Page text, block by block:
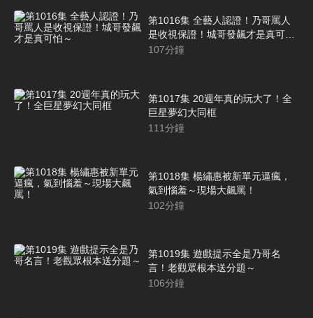
第1016集 全藝人認證！乃哥罵人
是收視保證！城哥發飆才是真可怕
～
107分鐘
第1017集 20週年真的玩大了！全
巨星夢幻大同框
111分鐘
第1018集 楊繡惠被新單元逼瘋，
氣到惱羞～現場大飆罵！
102分鐘
第1019集 遊戲提示全是乃哥名
言！老觀眾根本送分題～
106分鐘